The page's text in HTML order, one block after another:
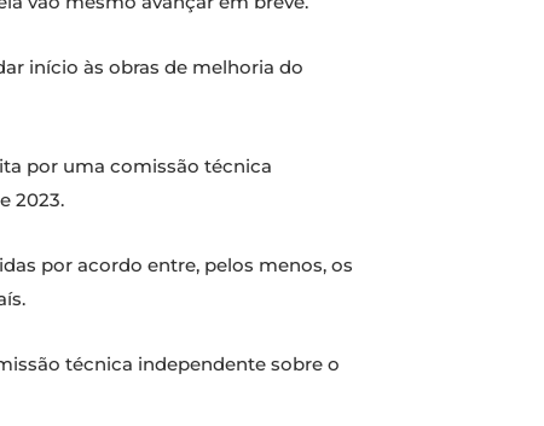
início às obras de melhoria do
por uma comissão técnica
2023.
por acordo entre, pelos menos, os
técnica independente sobre o